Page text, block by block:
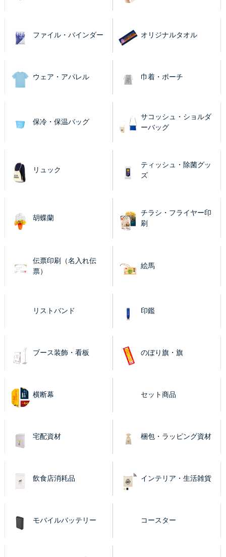
ファイル・バインダー オリジナルタオル
ウェア・アパレル 巾着・ポーチ
保冷・保温バッグ
サコッシュ・ショルダ
ーバッグ
リュック
ティッシュ・除菌グッ
ズ
胡蝶蘭
チラシ・フライヤー印
刷
伝票印刷（名入れ伝
票）
絵馬
リストバンド 印鑑
ブース装飾・看板 のぼり旗・旗
横断幕 セット商品
宅配資材 梱包・ラッピング資材
飲食店消耗品 インテリア・生活雑貨
モバイルバッテリー コースター